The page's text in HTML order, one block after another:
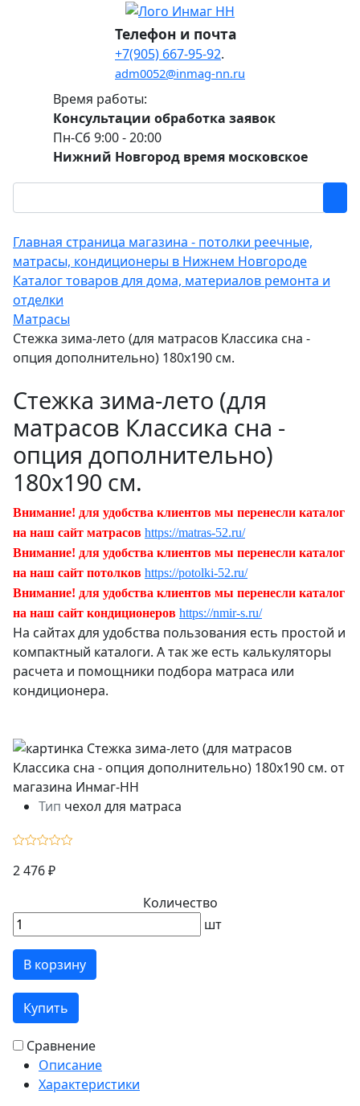
Телефон и почта
+7(905) 667-95-92.
adm0052@inmag-nn.ru
Время работы:
Консультации обработка заявок
Пн-Сб 9:00 - 20:00
Нижний Новгород время московское
Главная страница магазина - потолки реечные,
матрасы, кондиционеры в Нижнем Новгороде
Каталог товаров для дома, материалов ремонта и
отделки
Матрасы
Стежка зима-лето (для матрасов Классика сна -
опция дополнительно) 180х190 см.
Стежка зима-лето (для
матрасов Классика сна -
опция дополнительно)
180х190 см.
Внимание! для удобства клиентов мы перенесли каталог
на наш сайт матрасов https://matras-52.ru/
Внимание! для удобства клиентов мы перенесли каталог
на наш сайт потолков https://potolki-52.ru/
Внимание! для удобства клиентов мы перенесли каталог
на наш сайт кондиционеров https://nmir-s.ru/
На сайтах для удобства пользования есть простой и
компактный каталоги. А так же есть калькуляторы
расчета и помощники подбора матраса или
кондиционера.
Тип чехол для матраса
2 476 ₽
Количество
шт
В корзину
Купить
Сравнение
Описание
Характеристики